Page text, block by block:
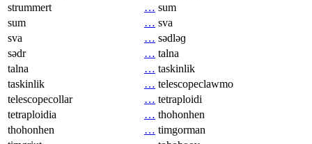
strummert
… sum
sum
… sva
sva
… sədləɡ
sədr
… talna
talna
… taskinlik
taskinlik
… telescopeclawmo
telescopecollar
… tetraploidi
tetraploidia
… thohonhen
thohonhen
… timgorman